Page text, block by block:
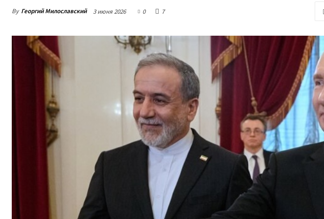
By Георгий Милославский 3 июня 2026 0 7